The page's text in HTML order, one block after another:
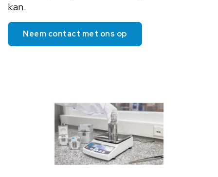
kan.
Neem contact met ons op